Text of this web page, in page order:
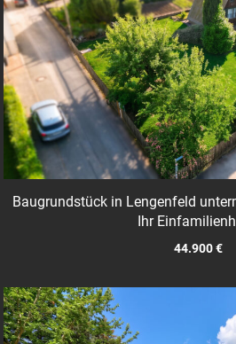
Baugrundstück in Lengenfeld
Ihr
44.900 €